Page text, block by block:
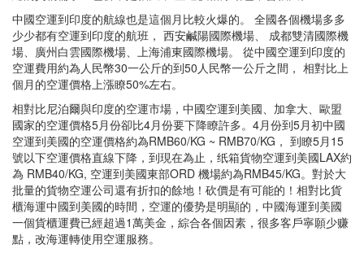
中國空運到印度的航線也是這個月比較火爆的。 全國各個機場多多
少少都有空運到印度的航班， 西安鹹陽國際機場、 成都雙清國際機
場、廣州白雲國際機場、上海浦東國際機場。 從中國空運到印度的
空運費用約為人民幣30一公斤的到50人民幣一公斤之間， 相對比上
個月的空運價格上漲瞭50%左右。
相對比尼泊爾與印度的空運市場，中國空運到美國、加拿大、歐盟
國家的空運價格5月份卻比4月份要下降瞭許多。4月份到5月初中國
空運到美國的空運價格約為RMB60/KG ~ RMB70/KG， 到瞭5月15
號以下空運價格直線下降，到現在為止，纸箱貨物空運到美國LAX約
為 RMB40/KG, 空運到美國東部ORD 機場約為RMB45/KG。對於大
批量的貨物空運公司還有折扣的餘地！砍價是有可能的！相對比貨
櫃海運中國到美國的時間，空運的優势是明顯的，中國海運到美國
一個貨櫃運費已經超過1萬美金，綜合各個因素，很多客戶寧願少赚
點，改海運轉使用空運服務。